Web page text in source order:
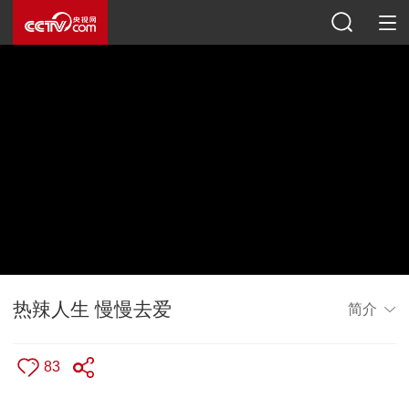
热辣人生 慢慢去爱 简介
83